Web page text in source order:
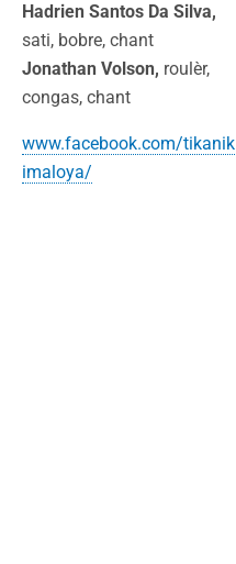
Hadrien Santos Da Silva,
sati, bobre, chant
Jonathan Volson, roulèr,
congas, chant
www.facebook.com/tikanik
imaloya/